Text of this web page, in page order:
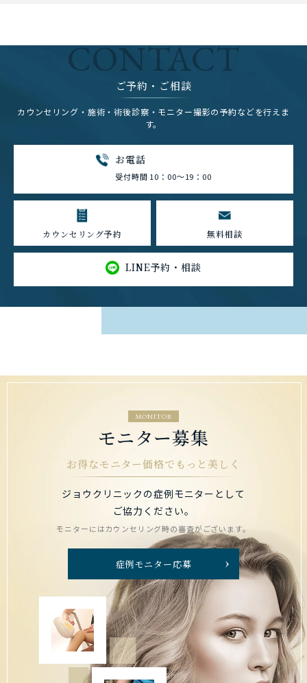
CONTACT
ご予約・ご相談
カウンセリング・施術・術後診察・モニター撮影の予約などを行えま
す。
お電話
受付時間 10：00～19：00
カウンセリング予約 無料相談
LINE予約・相談
MONITOR
モニター募集
お得なモニター価格でもっと美しく
ジョウクリニックの症例モニターとして
ご協力ください。
モニターにはカウンセリング時の審査がございます。
症例モニター応募